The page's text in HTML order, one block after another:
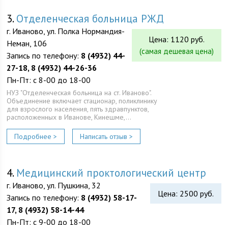
3.Отделенческая больница РЖД
Цена: 1120 руб.
(самая дешевая цена)
г. Иваново, ул. Полка Нормандия-
Неман, 106
Запись по телефону: 8 (4932) 44-
27-18, 8 (4932) 44-26-36
Пн-Пт: с 8-00 до 18-00
НУЗ "Отделенческая больница на ст. Иваново".
Объединение включает стационар, поликлинику
для взрослого населения, пять здравпунктов,
расположенных в Иванове, Кинешме,…
Подробнее > Написать отзыв >
4. Медицинский проктологический центр
Цена: 2500 руб.
г. Иваново, ул. Пушкина, 32
Запись по телефону: 8 (4932) 58-17-
17, 8 (4932) 58-14-44
Пн-Пт: с 9-00 до 18-00